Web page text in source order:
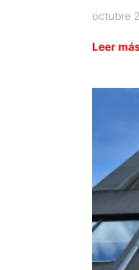
octubre
Leer